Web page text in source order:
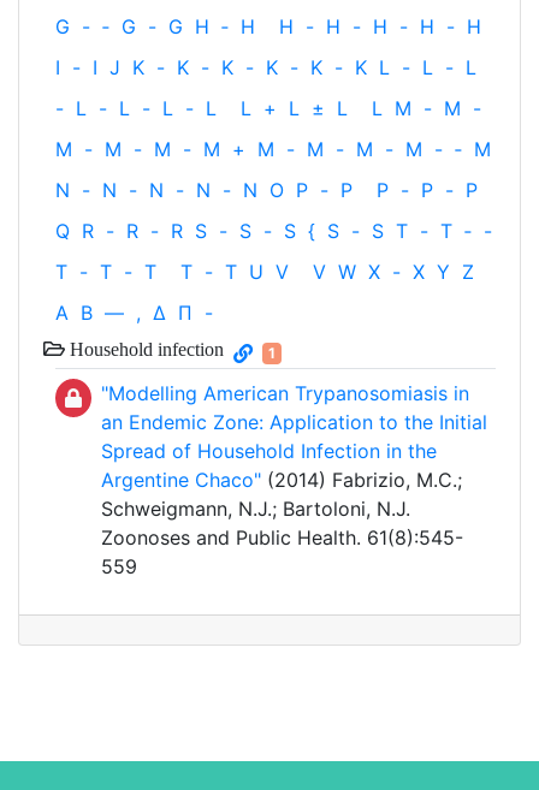
G - ‐ G - G H ‐ H H - H - H - H - H
I - I J K - K - K - K - K - K L - L - L
- L - L - L - L L + L ± L L M - M -
M - M - M - M + M - M - M - M - ‐ M
N - N - N - N - N O P - P P - P - P
Q R - R - R S - S - S { S - S T - T ‐ -
T - T - T T - T U V V W X - X Y Z
Α Β — , Δ Π -
Household infection 1
"Modelling American Trypanosomiasis in
an Endemic Zone: Application to the Initial
Spread of Household Infection in the
Argentine Chaco" (2014) Fabrizio, M.C.;
Schweigmann, N.J.; Bartoloni, N.J.
Zoonoses and Public Health. 61(8):545-
559